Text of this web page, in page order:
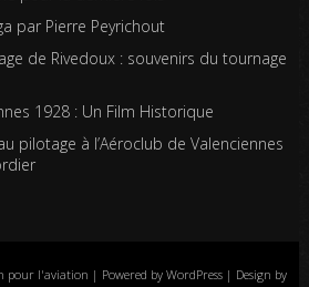
par Pierre Peyrichout
de Rivedoux : souvenirs du tournage
1928 : Un Film Historique
pilotage à l’Aéroclub de Valenciennes
pour l'aviation | Powered by WordPress | Design by